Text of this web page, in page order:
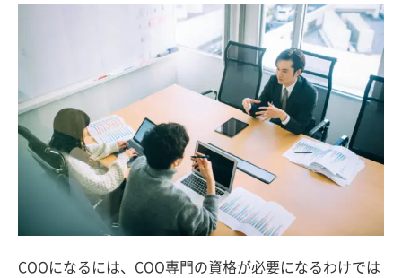
COOになるには、COO専門の資格が必要になるわけでは